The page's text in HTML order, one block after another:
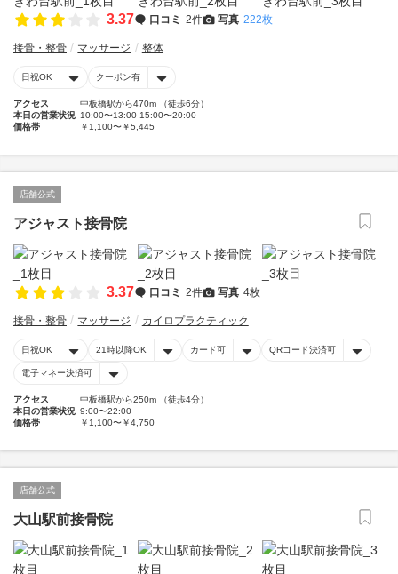
3.37 口コミ 2件 写真 222枚
接骨・整骨 マッサージ 整体
日祝OK クーポン有
アクセス
中板橋駅から470m （徒歩6分）
本日の営業状況 10:00〜13:00 15:00〜20:00
価格帯
￥1,100〜￥5,445
店舗公式
アジャスト接骨院
3.37 口コミ 2件 写真 4枚
接骨・整骨 マッサージ カイロプラクティック
日祝OK 21時以降OK カード可 QRコード決済可
電子マネー決済可
アクセス
中板橋駅から250m （徒歩4分）
本日の営業状況 9:00〜22:00
価格帯
￥1,100〜￥4,750
店舗公式
大山駅前接骨院